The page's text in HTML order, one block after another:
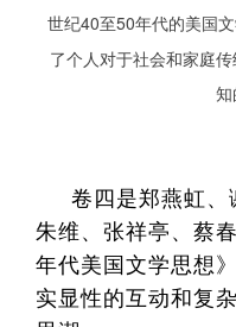
世纪40至50年代的美国
了个人对于社会和家庭
知
卷四是郑燕虹、
朱维、张祥亭、蔡
年代美国文学思想
实显性的互动和复